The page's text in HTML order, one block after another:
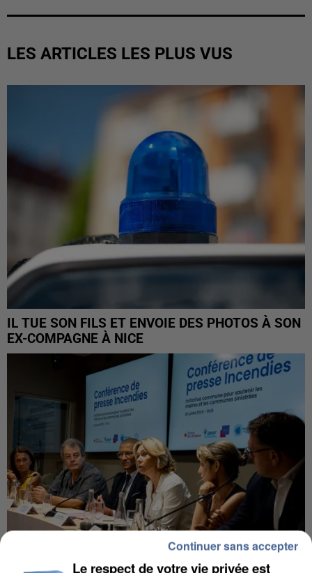
LES ARTICLES LES PLUS VUS
IL TUE SON FILS ET ENVOIE DES PHOTOS À SON
EX-COMPAGNE À NICE
Le respect de votre vie privée est
Continuer sans accepter